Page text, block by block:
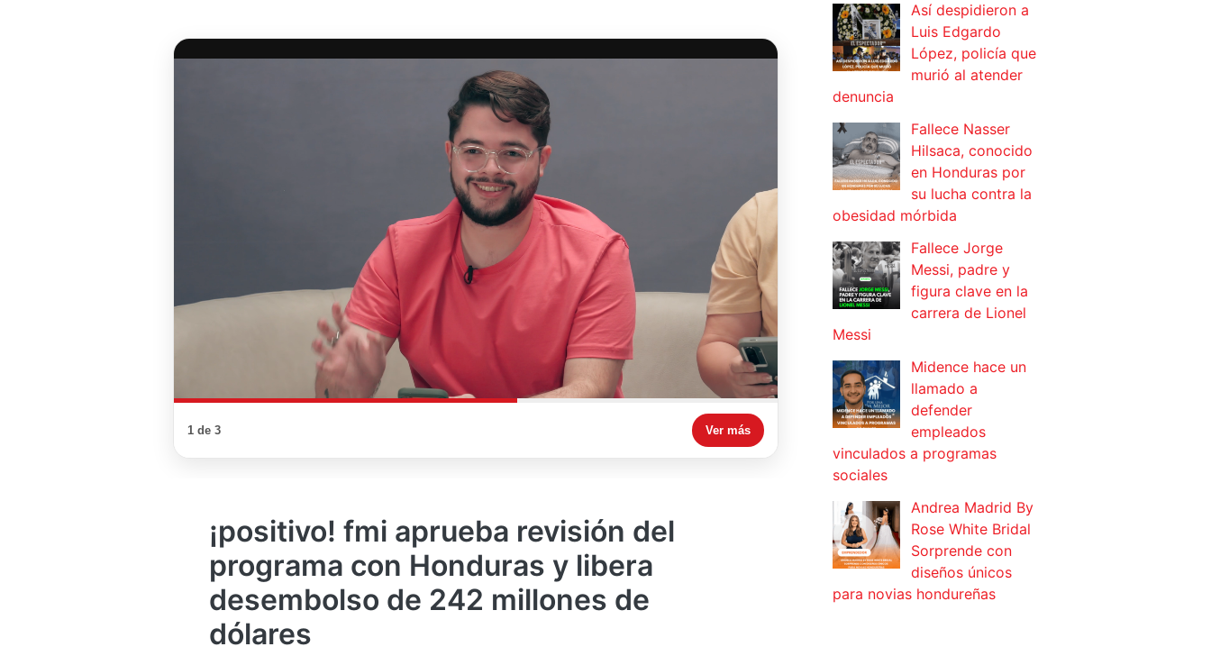
1 de 3 Ver más
¡positivo! fmi aprueba revisión del
programa con Honduras y libera
desembolso de 242 millones de
dólares
Así despidieron a
Luis Edgardo
López, policía que
murió al atender
denuncia
Fallece Nasser
Hilsaca, conocido
en Honduras por
su lucha contra la
obesidad mórbida
Fallece Jorge
Messi, padre y
figura clave en la
carrera de Lionel
Messi
Midence hace un
llamado a
defender
empleados
vinculados a programas
sociales
Andrea Madrid By
Rose White Bridal
Sorprende con
diseños únicos
para novias hondureñas